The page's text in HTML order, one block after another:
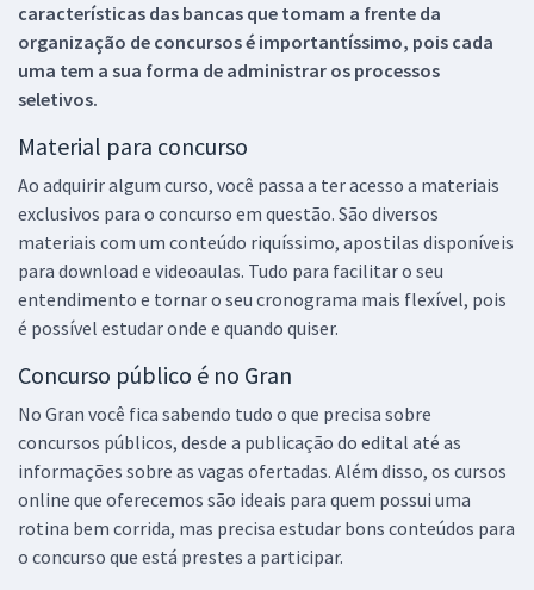
características das bancas que tomam a frente da
organização de concursos é importantíssimo, pois cada
uma tem a sua forma de administrar os processos
seletivos.
Material para concurso
Ao adquirir algum curso, você passa a ter acesso a materiais
exclusivos para o concurso em questão. São diversos
materiais com um conteúdo riquíssimo, apostilas disponíveis
para download e videoaulas. Tudo para facilitar o seu
entendimento e tornar o seu cronograma mais flexível, pois
é possível estudar onde e quando quiser.
Concurso público é no Gran
No Gran você fica sabendo tudo o que precisa sobre
concursos públicos, desde a publicação do edital até as
informações sobre as vagas ofertadas. Além disso, os cursos
online que oferecemos são ideais para quem possui uma
rotina bem corrida, mas precisa estudar bons conteúdos para
o concurso que está prestes a participar.